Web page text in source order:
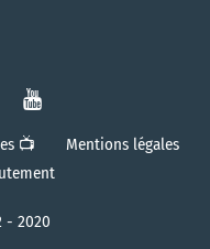
📺
Mentions légales
- 2020